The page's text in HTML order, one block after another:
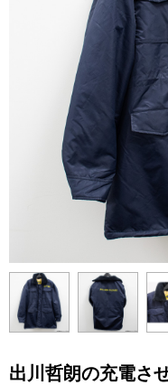
出川哲朗の充電さ